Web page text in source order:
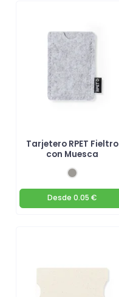
Tarjetero RPET Fieltro
con Muesca
Desde 0.05 €